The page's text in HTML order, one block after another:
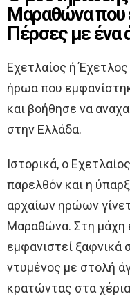
Μαραθώνα που
Πέρσες με
Εχετλαίος ή
ήρωα που
και βοήθησε να
στην Ελλάδα.
Ιστορικά, ο
παρελθόν και η
αρχαίων ηρώων
Μαραθώνα. Στη μάχη
εμφανιστεί ξαφνικά
ντυμένος με στολή
κρατώντας στα